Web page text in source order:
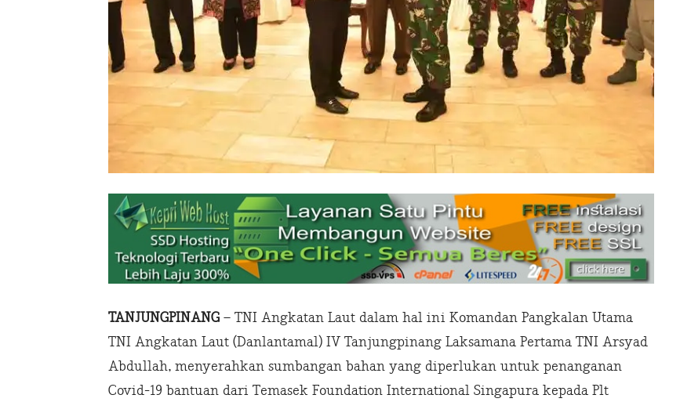
TANJUNGPINANG – TNI Angkatan Laut dalam hal ini Komandan Pangkalan Utama
TNI Angkatan Laut (Danlantamal) IV Tanjungpinang Laksamana Pertama TNI Arsyad
Abdullah, menyerahkan sumbangan bahan yang diperlukan untuk penanganan
Covid-19 bantuan dari Temasek Foundation International Singapura kepada Plt